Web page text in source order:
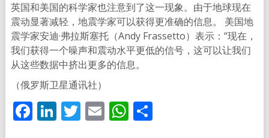
英国和美国的科学家也注意到了这一现象。由于地球现在
震动显著减轻，地震学家可以获得更准确的信息。 美国地
震学家安迪·弗拉斯塞托（Andy Frassetto）表示：“现在，
我们获得一个噪声和震动水平更低的信号，这可以让我们
从这些数据中挤出更多的信息。
（俄罗斯卫星通讯社）
Facebook
LinkedIn
Twitter
EmailWhatsApp
分